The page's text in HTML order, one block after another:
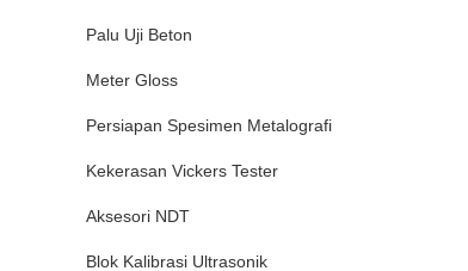
Palu Uji Beton
Meter Gloss
Persiapan Spesimen Metalografi
Kekerasan Vickers Tester
Aksesori NDT
Blok Kalibrasi Ultrasonik